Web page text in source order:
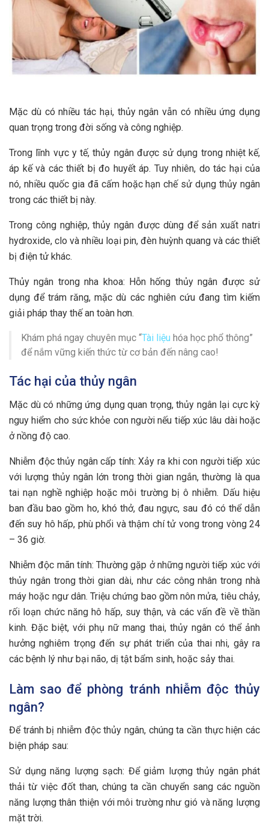
Mặc dù có nhiều tác hại, thủy ngân vẫn có nhiều ứng dụng
quan trọng trong đời sống và công nghiệp.
Trong lĩnh vực y tế, thủy ngân được sử dụng trong nhiệt kế,
áp kế và các thiết bị đo huyết áp. Tuy nhiên, do tác hại của
nó, nhiều quốc gia đã cấm hoặc hạn chế sử dụng thủy ngân
trong các thiết bị này.
Trong công nghiệp, thủy ngân được dùng để sản xuất natri
hydroxide, clo và nhiều loại pin, đèn huỳnh quang và các thiết
bị điện tử khác.
Thủy ngân trong nha khoa: Hỗn hống thủy ngân được sử
dụng để trám răng, mặc dù các nghiên cứu đang tìm kiếm
giải pháp thay thế an toàn hơn.
Khám phá ngay chuyên mục “Tài liệu hóa học phổ thông”
để nắm vững kiến thức từ cơ bản đến nâng cao!
Tác hại của thủy ngân
Mặc dù có những ứng dụng quan trọng, thủy ngân lại cực kỳ
nguy hiểm cho sức khỏe con người nếu tiếp xúc lâu dài hoặc
ở nồng độ cao.
Nhiễm độc thủy ngân cấp tính: Xảy ra khi con người tiếp xúc
với lượng thủy ngân lớn trong thời gian ngắn, thường là qua
tai nạn nghề nghiệp hoặc môi trường bị ô nhiễm. Dấu hiệu
ban đầu bao gồm ho, khó thở, đau ngực, sau đó có thể dẫn
đến suy hô hấp, phù phổi và thậm chí tử vong trong vòng 24
– 36 giờ.
Nhiễm độc mãn tính: Thường gặp ở những người tiếp xúc với
thủy ngân trong thời gian dài, như các công nhân trong nhà
máy hoặc ngư dân. Triệu chứng bao gồm nôn mửa, tiêu chảy,
rối loạn chức năng hô hấp, suy thận, và các vấn đề về thần
kinh. Đặc biệt, với phụ nữ mang thai, thủy ngân có thể ảnh
hưởng nghiêm trọng đến sự phát triển của thai nhi, gây ra
các bệnh lý như bại não, dị tật bẩm sinh, hoặc sảy thai.
Làm sao để phòng tránh nhiễm độc thủy
ngân?
Để tránh bị nhiễm độc thủy ngân, chúng ta cần thực hiện các
biện pháp sau:
Sử dụng năng lượng sạch: Để giảm lượng thủy ngân phát
thải từ việc đốt than, chúng ta cần chuyển sang các nguồn
năng lượng thân thiện với môi trường như gió và năng lượng
mặt trời.